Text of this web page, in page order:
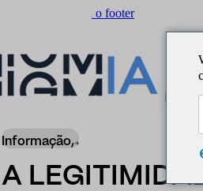
Ir para o footer
Insider Relatórios /A legitimidade
Informação,
A